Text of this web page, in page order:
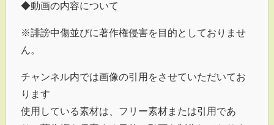
◆動画の内容について
※誹謗中傷並びに著作権侵害を目的としておりませ
ん。
チャンネル内では画像の引用をさせていただいてお
ります
使用している素材は、フリー素材または引用であ